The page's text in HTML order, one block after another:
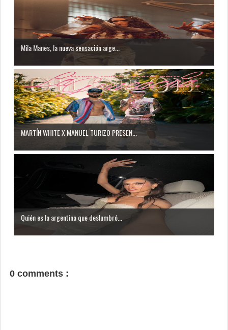
Mila Manes, la nueva sensación arge...
MARTÍN WHITE X MANUEL TURIZO PRESEN...
Quién es la argentina que deslumbró...
0 comments :